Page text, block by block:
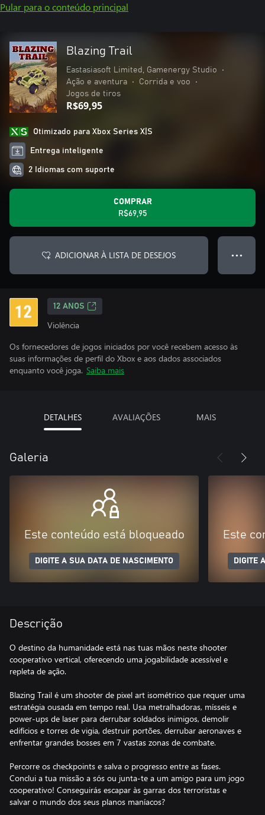
Pular para o conteúdo principal
Blazing Trail
Eastasiasoft Limited, Gamenergy Studio
•
Ação e aventura
• Corrida e voo
•
Jogos de tiros
R$69,95
Otimizado para Xbox Series X|S
Entrega inteligente
2 Idiomas com suporte
COMPRAR
R$69,95
ADICIONAR À LISTA DE DESEJOS ● ● ●
12 ANOS
Violência
Os fornecedores de jogos iniciados por você recebem acesso às
suas informações de perfil do Xbox e aos dados associados
enquanto você joga. Saiba mais
DETALHES AVALIAÇÕES MAIS
Galeria
Este conteúdo está bloqueado
DIGITE A SUA DATA DE NASCIMENTO
Este
DIGITE
Descrição
O destino da humanidade está nas tuas mãos neste shooter
cooperativo vertical, oferecendo uma jogabilidade acessível e
repleta de ação.
Blazing Trail é um shooter de pixel art isométrico que requer uma
estratégia ousada em tempo real. Usa metralhadoras, mísseis e
power-ups de laser para derrubar soldados inimigos, demolir
edifícios e torres de vigia, destruir portões, derrubar aeronaves e
enfrentar grandes bosses em 7 vastas zonas de combate.
Percorre os checkpoints e salva o progresso entre as fases.
Conclui a tua missão a sós ou junta-te a um amigo para um jogo
cooperativo! Conseguirás escapar às garras dos terroristas e
salvar o mundo dos seus planos maníacos?